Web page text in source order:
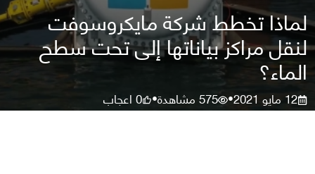
لماذا تخطط شركة مايكروسوفت
لنقل مراكز بياناتها إلى تحت سطح
الماء؟
12 مايو 2021 •
575مشاهدة•
0اعجاب